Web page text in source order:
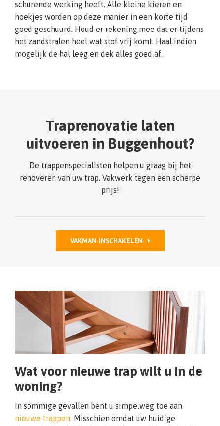
schurende werking heeft. Alle kleine kieren en
hoekjes worden op deze manier in een korte tijd
goed geschuurd. Houd er rekening mee dat er tijdens
het zandstralen heel wat stof vrij komt. Haal indien
mogelijk de hal leeg en dek alles goed af.
Traprenovatie laten
uitvoeren in Buggenhout?
De trappenspecialisten helpen u graag bij het
renoveren van uw trap. Vakwerk tegen een scherpe
prijs!
VAKMAN INSCHAKELEN
Wat voor nieuwe trap wilt u in de
woning?
In sommige gevallen bent u simpelweg toe aan
nieuwe trappen. Misschien omdat uw huidige